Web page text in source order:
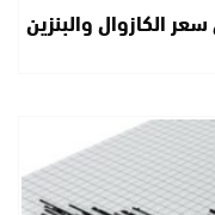
الكازوال والبنزين